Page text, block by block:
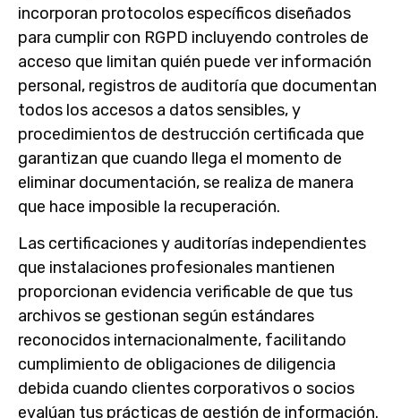
incorporan protocolos específicos diseñados
para cumplir con RGPD incluyendo controles de
acceso que limitan quién puede ver información
personal, registros de auditoría que documentan
todos los accesos a datos sensibles, y
procedimientos de destrucción certificada que
garantizan que cuando llega el momento de
eliminar documentación, se realiza de manera
que hace imposible la recuperación.
Las certificaciones y auditorías independientes
que instalaciones profesionales mantienen
proporcionan evidencia verificable de que tus
archivos se gestionan según estándares
reconocidos internacionalmente, facilitando
cumplimiento de obligaciones de diligencia
debida cuando clientes corporativos o socios
evalúan tus prácticas de gestión de información.